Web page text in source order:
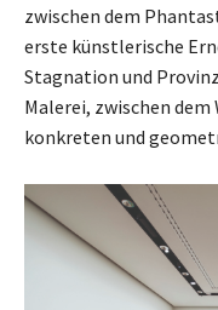
zwischen dem
erste künstlerische
Stagnation und
Malerei, zwischen
konkreten und